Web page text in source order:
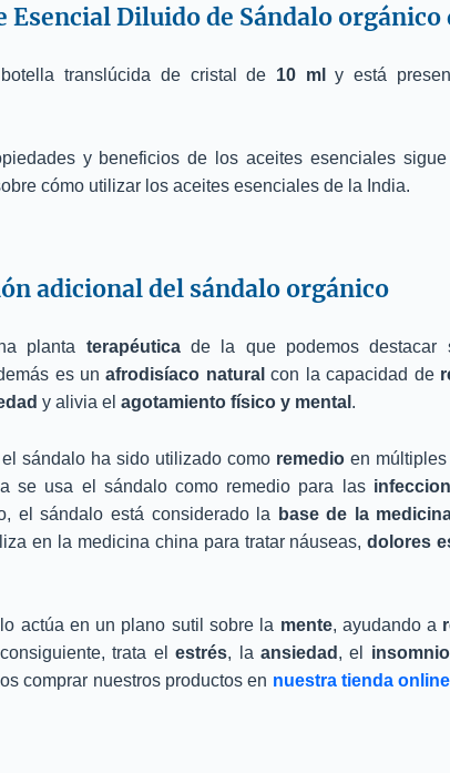
Diluido de Sándalo orgánico
translúcida de cristal de 10 ml
y está
y beneficios de los aceites esenciales
cómo utilizar los aceites esenciales de la India.
adicional del sándalo orgánico
planta terapéuticade la que podemos destacar
es unafrodisíaco natural con la capacidad de
y alivia el agotamiento físico y mental .
sándalo ha sido utilizado como remedio en múltiples
se usa el sándalo como remedio para las
el sándalo está considerado la base de la
en la medicina china para tratar náuseas,dolores
actúa en un plano sutil sobre la mente, ayudando a
trata elestrés, laansiedad , el insomnio
comprar nuestros productos en nuestra tienda online